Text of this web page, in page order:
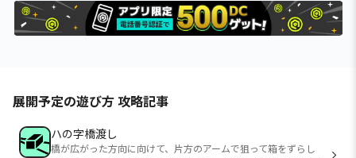
展開予定の遊び方 攻略記事
ハの字橋渡し
橋が広がった方向に向けて、片方のアームで狙って箱をずらし